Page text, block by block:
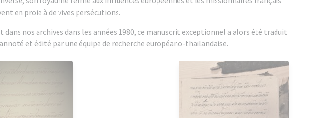
en proie à de vives persécutions.
dans nos archives dans les années 1980, ce manuscrit exceptionnel a alors été traduit
et édité par une équipe de recherche européano-thaïlandaise.